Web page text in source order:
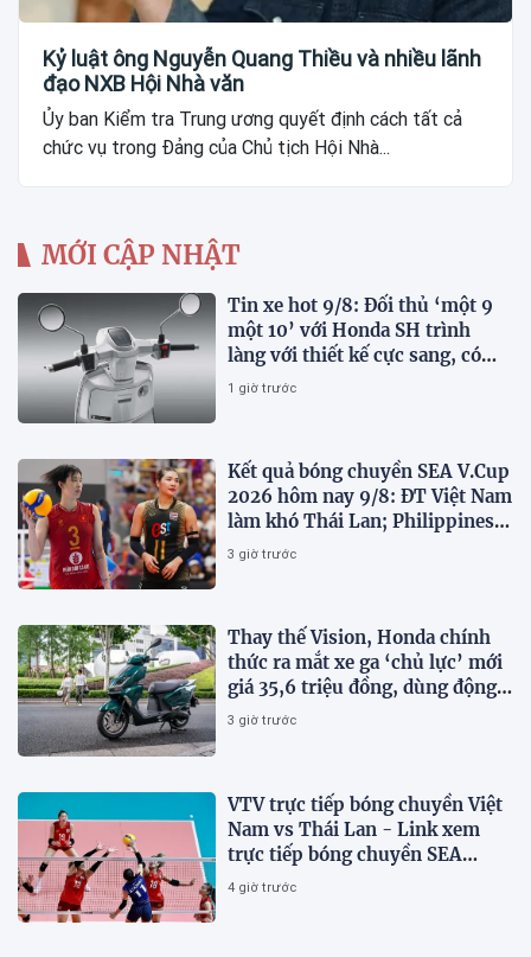
Kỷ luật ông Nguyễn Quang Thiều và nhiều lãnh
đạo NXB Hội Nhà văn
Ủy ban Kiểm tra Trung ương quyết định cách tất cả
chức vụ trong Đảng của Chủ tịch Hội Nhà...
MỚI CẬP NHẬT
Tin xe hot 9/8: Đối thủ ‘một 9
một 10’ với Honda SH trình
làng với thiết kế cực sang, có
ABS 2 kênh, giá ‘mềm’
1 giờ trước
Kết quả bóng chuyền SEA V.Cup
2026 hôm nay 9/8: ĐT Việt Nam
làm khó Thái Lan; Philippines
gây bất ngờ
3 giờ trước
Thay thế Vision, Honda chính
thức ra mắt xe ga ‘chủ lực’ mới
giá 35,6 triệu đồng, dùng động
cơ 125cc ngang SH Mode
3 giờ trước
VTV trực tiếp bóng chuyền Việt
Nam vs Thái Lan - Link xem
trực tiếp bóng chuyền SEA
V.Cup 2026 hôm nay 9/8
4 giờ trước